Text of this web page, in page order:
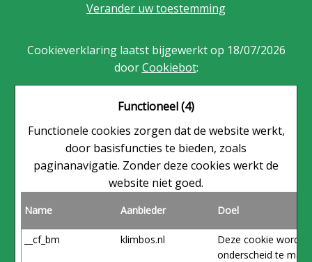
Verander uw toestemming
Cookieverklaring laatst bijgewerkt op 18/07/2026
doorCookiebot:
Functioneel (4)
Functionele cookies zorgen dat de website werkt,
door basisfuncties te bieden, zoals
paginanavigatie. Zonder deze cookies werkt de
website niet goed.
Name Aanbieder Doel
__cf_bm klimbos.nl
Deze cookie wordt
onderscheid te